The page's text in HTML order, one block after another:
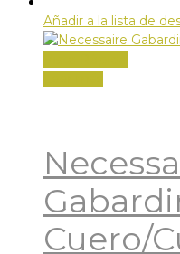
Añadir a la lista de
Cuero/